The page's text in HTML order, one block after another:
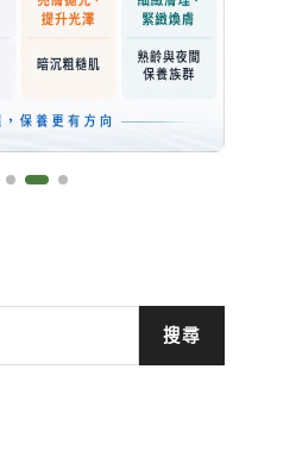
搜尋